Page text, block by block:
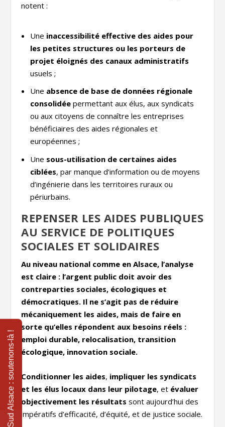
notent :
Une inaccessibilité effective des aides pour
les petites structures ou les porteurs de
projet éloignés des canaux administratifs
usuels ;
Une absence de base de données régionale
consolidéepermettant aux élus, aux syndicats
ou aux citoyens de connaître les entreprises
bénéficiaires des aides régionales et
européennes ;
Une sous-utilisation de certaines aides
ciblées, par manque d’information ou de moyens
d’ingénierie dans les territoires ruraux ou
périurbains.
REPENSER LES AIDES PUBLIQUES
AU SERVICE DE POLITIQUES
SOCIALES ET SOLIDAIRES
Au niveau national comme en Alsace, l’analyse
est claire : l’argent public doit avoir des
contreparties sociales, écologiques et
démocratiques. Il ne s’agit pas de réduire
mécaniquement les aides, mais de faire en
sorte qu’elles répondent aux besoins réels :
emploi durable, relocalisation, transition
écologique, innovation sociale.
Conditionner les aides, impliquer les syndicats
et les élus locaux dans leur pilotage, et évaluer
objectivement les résultats sont aujourd’hui des
impératifs d’efficacité, d’équité, et de justice sociale.